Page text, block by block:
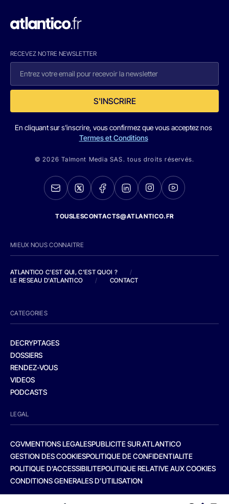
RECEVEZ NOTRE NEWSLETTER
S'INSCRIRE
En cliquant sur s'inscrire, vous confirmez que vous acceptez nos
Termes et Conditions
© 2026 Talmont Media SAS. tous droits réservés.
TOUSLESCONTACTS@ATLANTICO.FR
MIEUX NOUS CONNAITRE
ATLANTICO C'EST QUI, C'EST QUOI ?
/
LE RESEAU D'ATLANTICO
/ CONTACT
CATEGORIES
DECRYPTAGES
DOSSIERS
RENDEZ-VOUS
VIDEOS
PODCASTS
LEGAL
CGVMENTIONS LEGALESPUBLICITE SUR ATLANTICO
GESTION DES COOKIESPOLITIQUE DE CONFIDENTIALITE
POLITIQUE D’ACCESSIBILITEPOLITIQUE RELATIVE AUX COOKIES
CONDITIONS GENERALES D’UTILISATION